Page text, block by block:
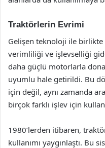
Traktörlerin Evrimi
Gelişen teknoloji ile
verimliliği ve işlevselliği
daha güçlü motorlarla
uyumlu hale getirildi. Bu
için değil, aynı zamanda
birçok farklı işlev için
1980’lerden itibaren,
kullanımı yaygınlaştı. Bu